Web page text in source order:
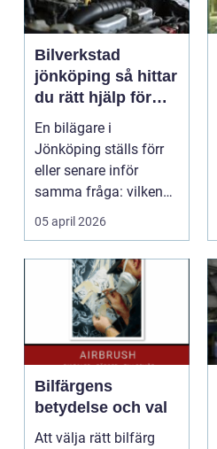
Bilverkstad
jönköping så hittar
du rätt hjälp för
bilen
En bilägare i
Jönköping ställs förr
eller senare inför
samma fråga: vilken
verkstad tar bäst hand
om...
05 april 2026
Bilfärgens
betydelse och val
Att välja rätt bilfärg